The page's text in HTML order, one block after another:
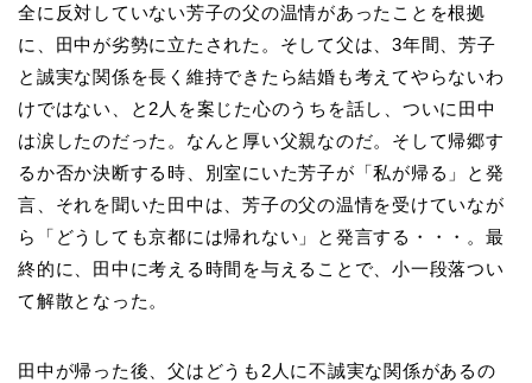
全に反対していない芳子の父の温情があったことを根拠
に、田中が劣勢に立たされた。そして父は、3年間、芳子
と誠実な関係を長く維持できたら結婚も考えてやらないわ
けではない、と2人を案じた心のうちを話し、ついに田中
は涙したのだった。なんと厚い父親なのだ。そして帰郷す
るか否か決断する時、別室にいた芳子が「私が帰る」と発
言、それを聞いた田中は、芳子の父の温情を受けていなが
ら「どうしても京都には帰れない」と発言する・・・。最
終的に、田中に考える時間を与えることで、小一段落つい
て解散となった。
田中が帰った後、父はどうも2人に不誠実な関係があるの